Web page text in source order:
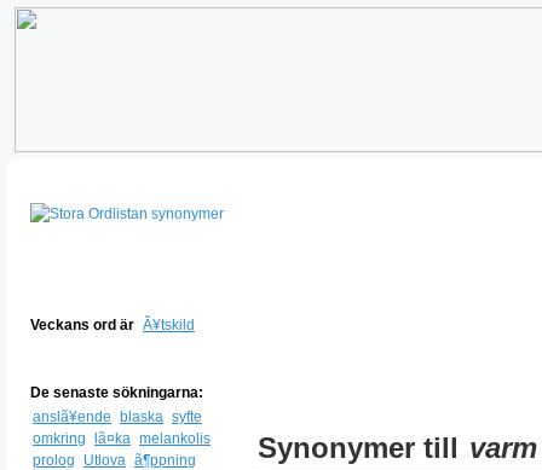
Veckans ord är Ã¥tskild
De senaste sökningarna:
anslã¥ende
blaska syfte
omkring
lã¤ka melankolis
prolog
Utlova ã¶ppning
Synonymer till varm